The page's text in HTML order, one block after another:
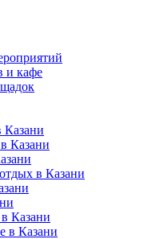
и кафе
Казани
Казани
в Казани
Казани
в Казани